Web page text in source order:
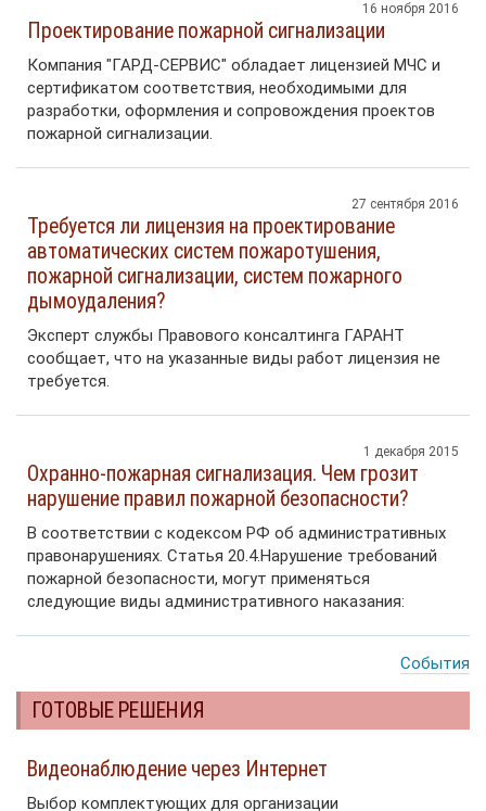
16 ноября 2016
Проектирование пожарной сигнализации
Компания "ГАРД-СЕРВИС" обладает лицензией МЧС и
сертификатом соответствия, необходимыми для
разработки, оформления и сопровождения проектов
пожарной сигнализации.
27 сентября 2016
Требуется ли лицензия на проектирование
автоматических систем пожаротушения,
пожарной сигнализации, систем пожарного
дымоудаления?
Эксперт службы Правового консалтинга ГАРАНТ
сообщает, что на указанные виды работ лицензия не
требуется.
1 декабря 2015
Охранно-пожарная сигнализация. Чем грозит
нарушение правил пожарной безопасности?
В соответствии с кодексом РФ об административных
правонарушениях. Статья 20.4.Нарушение требований
пожарной безопасности, могут применяться
следующие виды административного наказания:
События
ГОТОВЫЕ РЕШЕНИЯ
Видеонаблюдение через Интернет
Выбор комплектующих для организации